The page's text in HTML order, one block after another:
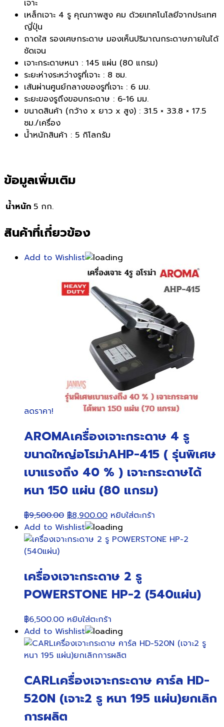
เจาะ
เหล็กเจาะ 4 รู คุณภาพสูง คม ด้วยเทคโนโลยีจากประเทศ
ญี่ปุ่น
ถาดใส รองเศษกระดาษ มองเห็นปริมาณกระดาษภายในได้
ชัดเจน
เจาะกระดาษหนา : 145 แผ่น (80 แกรม)
ระยะห่างระหว่างรูที่เจาะ : 8 ซม.
เส้นผ่านศูนย์กลางของรูที่เจาะ : 6 มม.
ระยะของรูถึงขอบกระดาษ : 6-16 มม.
ขนาดสินค้า (กว้าง x ยาว x สูง) : 31.5 × 33.8 × 17.5
ซม./เครื่อง
น้ำหนักสินค้า : 5 กิโลกรัม
ข้อมูลเพิ่มเติม
น้ำหนัก 5 กก.
สินค้าที่เกี่ยวข้อง
Add to Wishlist
ลดราคา!
AROMAเครื่องเจาะกระดาษ 4 รู
ขนาดใหญ่อโรม่าAHP-415 ( รุ่นพิเศษ
เบาแรงถึง 40 % ) เจาะกระดาษได้
หนา 150 แผ่น (80 แกรม)
฿9,500.00 Original
price
was:
฿8,900.00Current
price
is:
หยิบใส่ตะกร้า
Add to Wishlist
เครื่องเจาะกระดาษ 2 รู
POWERSTONE HP-2 (540แผ่น)
฿6,500.00 หยิบใส่ตะกร้า
Add to Wishlist
CARLเครื่องเจาะกระดาษ คาร์ล HD-
520N (เจาะ2 รู หนา 195 แผ่น)ยกเลิก
การผลิต